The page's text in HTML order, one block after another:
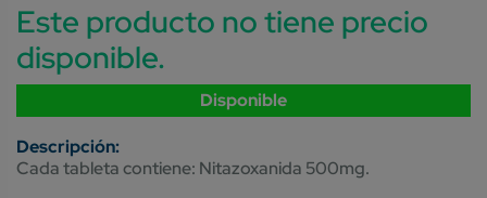
Este producto no tiene precio
disponible.
Disponible
Cada tableta contiene: Nitazoxanida 500mg.